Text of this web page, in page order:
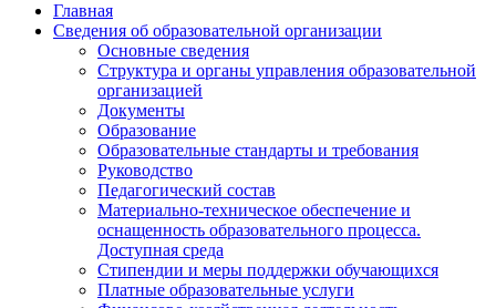
Главная
Сведения об образовательной организации
Основные сведения
Структура и органы управления образовательной
организацией
Документы
Образование
Образовательные стандарты и требования
Руководство
Педагогический состав
Материально-техническое обеспечение и
оснащенность образовательного процесса.
Доступная среда
Стипендии и меры поддержки обучающихся
Платные образовательные услуги